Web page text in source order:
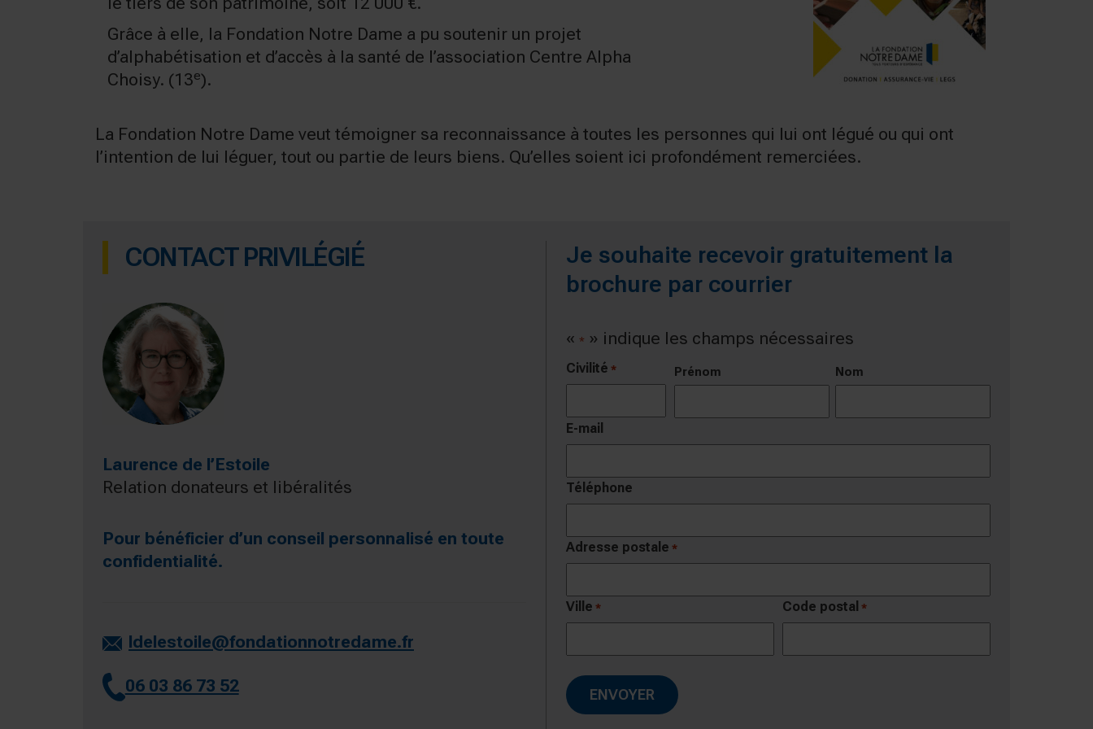
Grâce à elle, la Fondation Notre Dame a pu soutenir un projet
d’alphabétisation et d’accès à la santé de l’association Centre Alpha
Choisy. (13e).
La Fondation Notre Dame veut témoigner sa reconnaissance à toutes les personnes qui lui ont légué ou qui ont
l’intention de lui léguer, tout ou partie de leurs biens. Qu’elles soient ici profondément remerciées.
CONTACT PRIVILÉGIÉ
Laurence de l’Estoile
Relation donateurs et libéralités
Pour bénéficier d’un conseil personnalisé en toute
confidentialité.
ldelestoile@fondationnotredame.fr
06 03 86 73 52
Je souhaite recevoir gratuitement la
brochure par courrier
« * » indique les champs nécessaires
Civilité * *
Prénom Nom
E-mail
Téléphone
Adresse postale *
Ville * Code postal *